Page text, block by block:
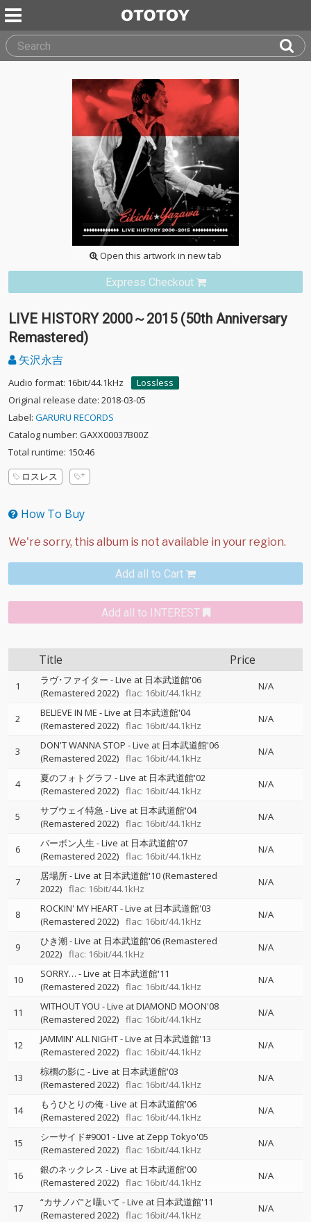
Open this artwork in new tab
Express Checkout
LIVE HISTORY 2000～2015 (50th Anniversary
Remastered)
矢沢永吉
Audio format: 16bit/44.1kHz
Lossless
Original release date: 2018-03-05
Label: GARURU RECORDS
Catalog number: GAXX00037B00Z
Total runtime: 150:46
ロスレス
How To Buy
Add all to Cart
Add all to INTEREST
Title Price
1
ラヴ･ファイター - Live at 日本武道館'06
(Remastered 2022) flac: 16bit/44.1kHz
N/A
2
BELIEVE IN ME - Live at 日本武道館'04
(Remastered 2022) flac: 16bit/44.1kHz
N/A
3
DON'T WANNA STOP - Live at 日本武道館'06
(Remastered 2022) flac: 16bit/44.1kHz
N/A
4
夏のフォトグラフ - Live at 日本武道館'02
(Remastered 2022) flac: 16bit/44.1kHz
N/A
5
サブウェイ特急 - Live at 日本武道館'04
(Remastered 2022) flac: 16bit/44.1kHz
N/A
6
バーボン人生 - Live at 日本武道館'07
(Remastered 2022) flac: 16bit/44.1kHz
N/A
7
居場所 - Live at 日本武道館'10 (Remastered
2022) flac: 16bit/44.1kHz
N/A
8
ROCKIN' MY HEART - Live at 日本武道館'03
(Remastered 2022) flac: 16bit/44.1kHz
N/A
9
ひき潮 - Live at 日本武道館'06 (Remastered
2022) flac: 16bit/44.1kHz
N/A
10
SORRY… - Live at 日本武道館'11
(Remastered 2022) flac: 16bit/44.1kHz
N/A
11
WITHOUT YOU - Live at DIAMOND MOON'08
(Remastered 2022) flac: 16bit/44.1kHz
N/A
12
JAMMIN' ALL NIGHT - Live at 日本武道館'13
(Remastered 2022) flac: 16bit/44.1kHz
N/A
13
棕櫚の影に - Live at 日本武道館'03
(Remastered 2022) flac: 16bit/44.1kHz
N/A
14
もうひとりの俺 - Live at 日本武道館'06
(Remastered 2022) flac: 16bit/44.1kHz
N/A
15
シーサイド#9001 - Live at Zepp Tokyo'05
(Remastered 2022) flac: 16bit/44.1kHz
N/A
16
銀のネックレス - Live at 日本武道館'00
(Remastered 2022) flac: 16bit/44.1kHz
N/A
17
“カサノバ"と囁いて - Live at 日本武道館'11
(Remastered 2022) flac: 16bit/44.1kHz
N/A